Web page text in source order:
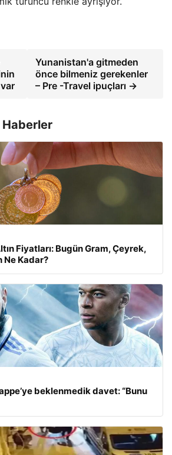
Yunanistan'a gitmeden
önce bilmeniz gerekenler
– Pre -Travel ipuçları →
Haberler
Fiyatları: Bugün Gram, Çeyrek,
Ne Kadar?
beklenmedik davet: “Bunu